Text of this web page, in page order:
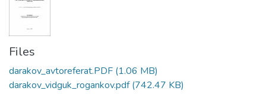
Files
darakov_avtoreferat.PDF (1.06 MB)
darakov_vidguk_rogankov.pdf(742.47 KB)